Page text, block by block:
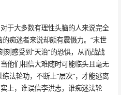
于大多数有理性头脑的人来说完全
痴迷者来说却颇有震慑力。“末世
刻感受到“天治”的恐惧，从而战战
他们相信大难随时可能临头且毫无
法轮功，不断上“层次”，才能逃离
上，谁误信李洪志，谁痴迷法轮